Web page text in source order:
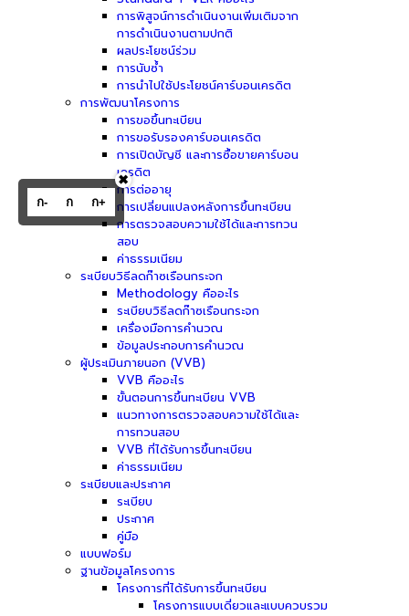
การพิสูจน์การดำเนินงานเพิ่มเติมจาก
การดำเนินงานตามปกติ
ผลประโยชน์ร่วม
การนับซ้ำ
การนำไปใช้ประโยชน์คาร์บอนเครดิต
การพัฒนาโครงการ
การขอขึ้นทะเบียน
การขอรับรองคาร์บอนเครดิต
การเปิดบัญชี และการซื้อขายคาร์บอน
เครดิต
การต่ออายุ
การเปลี่ยนแปลงหลังการขึ้นทะเบียน
การตรวจสอบความใช้ได้และการทวน
สอบ
ค่าธรรมเนียม
ระเบียบวิธีลดก๊าซเรือนกระจก
Methodology คืออะไร
ระเบียบวิธีลดก๊าซเรือนกระจก
เครื่องมือการคำนวณ
ข้อมูลประกอบการคำนวณ
ผู้ประเมินภายนอก (VVB)
VVB คืออะไร
ขั้นตอนการขึ้นทะเบียน VVB
แนวทางการตรวจสอบความใช้ได้และ
การทวนสอบ
VVB ที่ได้รับการขึ้นทะเบียน
ค่าธรรมเนียม
ระเบียบและประกาศ
ระเบียบ
ประกาศ
คู่มือ
แบบฟอร์ม
ฐานข้อมูลโครงการ
โครงการที่ได้รับการขึ้นทะเบียน
โครงการแบบเดี่ยวและแบบควบรวม
ก- ก ก+
✖